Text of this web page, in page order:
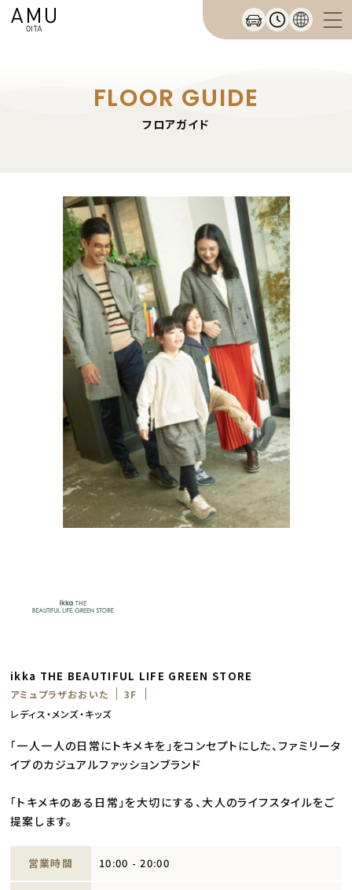
FLOOR GUIDE
フロアガイド
ikka THE BEAUTIFUL LIFE GREEN STORE
アミュプラザおおいた
3F
レディス・メンズ・キッズ
「一人一人の日常にトキメキを」をコンセプトにした、ファミリータ
イプのカジュアルファッションブランド
「トキメキのある日常」を大切にする、大人のライフスタイルをご
提案します。
営業時間 10:00 - 20:00